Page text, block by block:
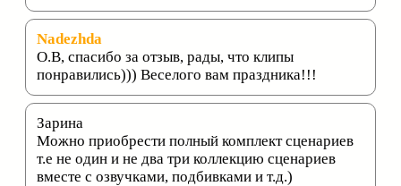
Nadezhda
О.В, спасибо за отзыв, рады, что клипы
понравились))) Веселого вам праздника!!!
Зарина
Можно приобрести полный комплект сценариев
т.е не один и не два три коллекцию сценариев
вместе с озвучками, подбивками и т.д.)